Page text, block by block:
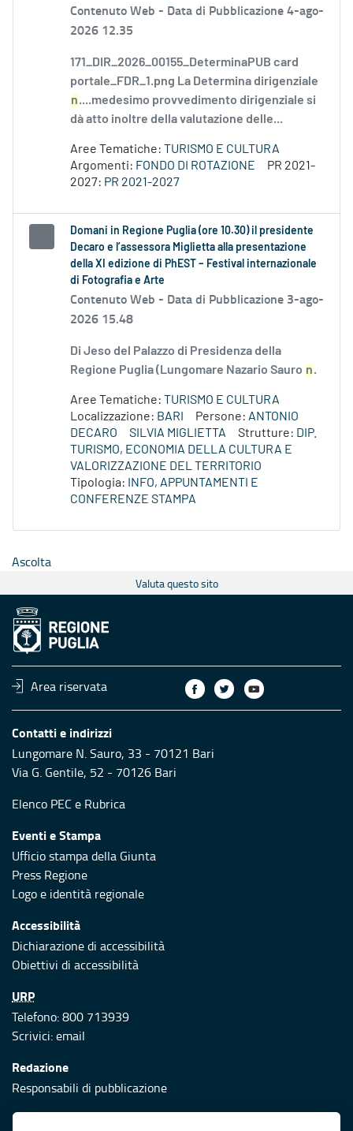
Contenuto Web - Data di Pubblicazione 4-ago-
2026 12.35
171_DIR_2026_00155_DeterminaPUB card
portale_FDR_1.png La Determina dirigenziale
n....medesimo provvedimento dirigenziale si
dà atto inoltre della valutazione delle...
Aree Tematiche: TURISMO E CULTURA
Argomenti: FONDO DI ROTAZIONE
PR 2021-
2027: PR 2021-2027
Domani in Regione Puglia (ore 10.30) il presidente
Decaro e l’assessora Miglietta alla presentazione
della XI edizione di PhEST – Festival internazionale
di Fotografia e Arte
Contenuto Web - Data di Pubblicazione 3-ago-
2026 15.48
Di Jeso del Palazzo di Presidenza della
Regione Puglia (Lungomare Nazario Sauro n.
Aree Tematiche: TURISMO E CULTURA
Localizzazione: BARI Persone: ANTONIO
DECARO
SILVIA MIGLIETTA Strutture: DIP.
TURISMO, ECONOMIA DELLA CULTURA E
VALORIZZAZIONE DEL TERRITORIO
Tipologia:
INFO, APPUNTAMENTI E
CONFERENZE STAMPA
Ascolta
Valuta questo sito
Area riservata
Contatti e indirizzi
Lungomare N. Sauro, 33 - 70121 Bari
Via G. Gentile, 52 - 70126 Bari
Elenco PEC e Rubrica
Eventi e Stampa
Ufficio stampa della Giunta
Press Regione
Logo e identità regionale
Accessibilità
Dichiarazione di accessibilità
Obiettivi di accessibilità
URP
Telefono: 800 713939
Scrivici:email
Redazione
Responsabili di pubblicazione
Protezione civile